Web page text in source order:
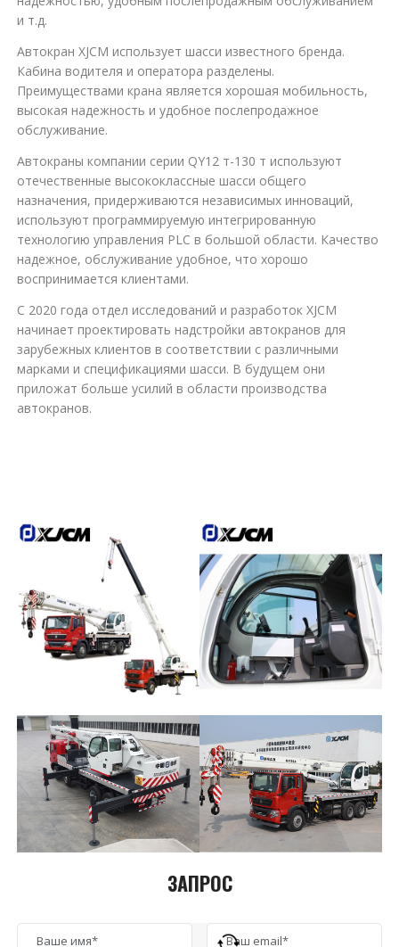
и т.д.
Автокран XJCM использует шасси известного бренда.
Кабина водителя и оператора разделены.
Преимуществами крана является хорошая мобильность,
высокая надежность и удобное послепродажное
обслуживание.
Автокраны компании серии QY12 т-130 т используют
отечественные высококлассные шасси общего
назначения, придерживаются независимых инноваций,
используют программируемую интегрированную
технологию управления PLC в большой области. Качество
надежное, обслуживание удобное, что хорошо
воспринимается клиентами.
С 2020 года отдел исследований и разработок XJCM
начинает проектировать надстройки автокранов для
зарубежных клиентов в соответствии с различными
марками и спецификациями шасси. В будущем они
приложат больше усилий в области производства
автокранов.
ЗАПРОС